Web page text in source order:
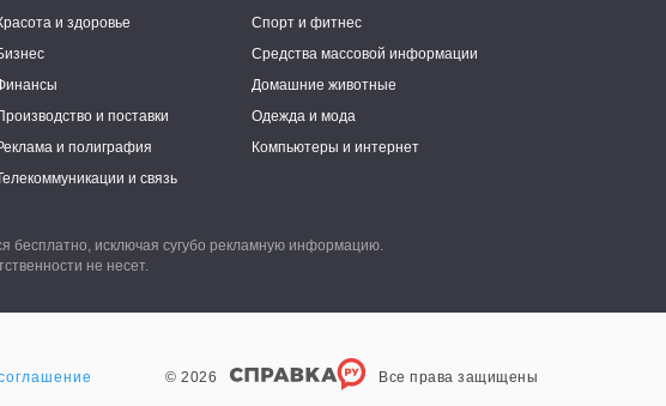
и здоровье
Спорт и фитнес
Средства массовой информации
Домашние животные
и поставки
Одежда и мода
и полиграфия
Компьютеры и интернет
и связь
бесплатно, исключая сугубо рекламную информацию.
не несет.
© 2026 Все права защищены